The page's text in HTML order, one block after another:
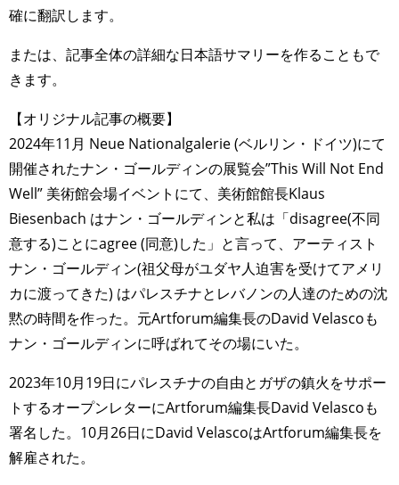
確に翻訳します。
または、記事全体の詳細な日本語サマリーを作ることもで
きます。
【オリジナル記事の概要】
2024年11月 Neue Nationalgalerie (ベルリン・ドイツ)にて
開催されたナン・ゴールディンの展覧会”This Will Not End
Well” 美術館会場イベントにて、美術館館長Klaus
Biesenbach はナン・ゴールディンと私は「disagree(不同
意する)ことにagree (同意)した」と言って、アーティスト
ナン・ゴールディン(祖父母がユダヤ人迫害を受けてアメリ
カに渡ってきた) はパレスチナとレバノンの人達のための沈
黙の時間を作った。元Artforum編集長のDavid Velascoも
ナン・ゴールディンに呼ばれてその場にいた。
2023年10月19日にパレスチナの自由とガザの鎮火をサポー
トするオープンレターにArtforum編集長David Velascoも
署名した。10月26日にDavid VelascoはArtforum編集長を
解雇された。